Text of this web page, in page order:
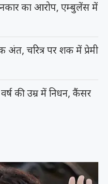
का आरोप, एम्बुलेंस में
अंत, चरित्र पर शक में प्रेमी
की उम्र में निधन, कैंसर